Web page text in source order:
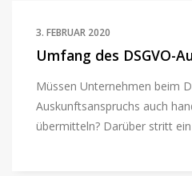
3. FEBRUAR 2020
Umfang des DSGVO-
Müssen Unternehmen beim
Auskunftsanspruchs auch
übermitteln? Darüber stritt